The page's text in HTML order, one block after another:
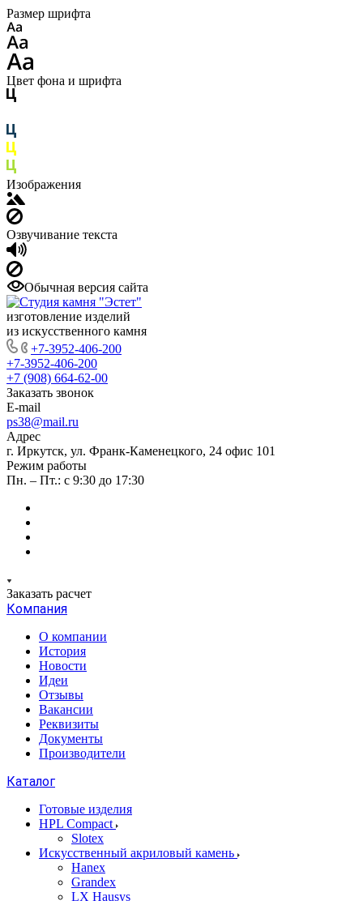
Размер шрифта
Цвет фона и шрифта
Изображения
Озвучивание текста
Обычная версия сайта
изготовление изделий
из искусственного камня
+7-3952-406-200
+7-3952-406-200
+7 (908) 664-62-00
Заказать звонок
E-mail
ps38@mail.ru
Адрес
г. Иркутск, ул. Франк-Каменецкого, 24 офис 101
Режим работы
Пн. – Пт.: с 9:30 до 17:30
Заказать расчет
Компания
О компании
История
Новости
Идеи
Отзывы
Вакансии
Реквизиты
Документы
Производители
Каталог
Готовые изделия
HPL Compact
Slotex
Искусственный акриловый камень
Hanex
Grandex
LX Hausys